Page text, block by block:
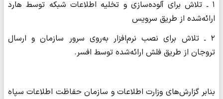
۱ ـ تلاش برای آلوده‌سازی و تخلیه اطلاعات شبکه توسط هارد
ارائه‌شده از طریق سرویس
۲ ـ تلاش برای نصب نرم‌افزار به‌روی سرور سازمان و ارسال
تروجان از طریق فلش ارائه‌شده توسط افسر.
بنابر گزارش‌های وزارت اطلاعات و سازمان حفاظت اطلاعات سپاه